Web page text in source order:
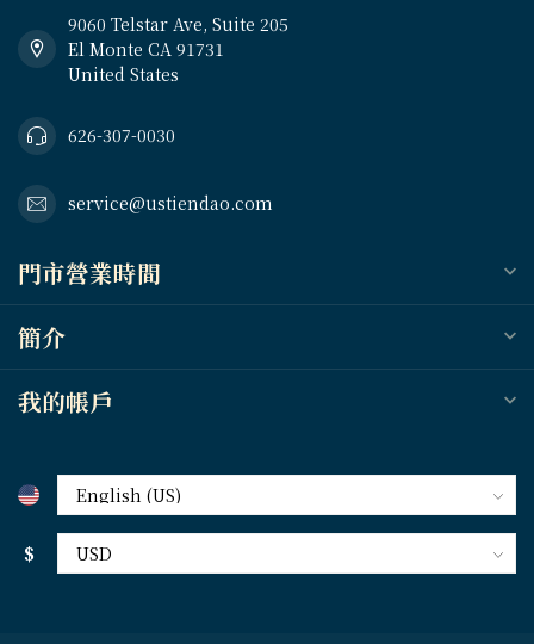
9060 Telstar Ave, Suite 205
El Monte CA 91731
United States
626-307-0030
service@ustiendao.com
門市營業時間
簡介
我的帳戶
$